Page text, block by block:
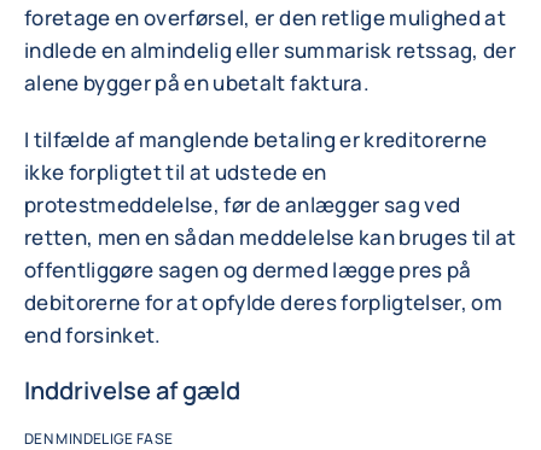
foretage en overførsel, er den retlige mulighed at
indlede en almindelig eller summarisk retssag, der
alene bygger på en ubetalt faktura.
I tilfælde af manglende betaling er kreditorerne
ikke forpligtet til at udstede en
protestmeddelelse, før de anlægger sag ved
retten, men en sådan meddelelse kan bruges til at
offentliggøre sagen og dermed lægge pres på
debitorerne for at opfylde deres forpligtelser, om
end forsinket.
Inddrivelse af gæld
DEN MINDELIGE FASE